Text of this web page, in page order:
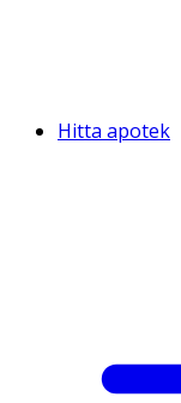
Hitta apotek